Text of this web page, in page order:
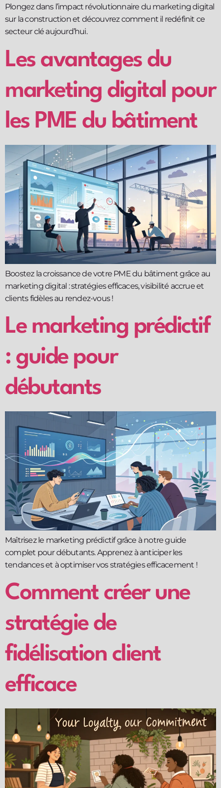
Plongez dans l’impact révolutionnaire du marketing digital
sur la construction et découvrez comment il redéfinit ce
secteur clé aujourd’hui.
Les avantages du
marketing digital pour
les PME du bâtiment
Boostez la croissance de votre PME du bâtiment grâce au
marketing digital : stratégies efficaces, visibilité accrue et
clients fidèles au rendez-vous !
Le marketing prédictif
: guide pour
débutants
Maîtrisez le marketing prédictif grâce à notre guide
complet pour débutants. Apprenez à anticiper les
tendances et à optimiser vos stratégies efficacement !
Comment créer une
stratégie de
fidélisation client
efficace